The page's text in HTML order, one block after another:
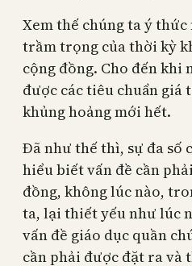
Xem thế chúng ta ý
trầm trọng của thời kỳ
cộng đồng. Cho đến khi
được các tiêu chuẩn giá
khủng hoảng mới hết.
Đã như thế thì, sự đa số
hiểu biết vấn đề cần
đồng, không lúc nào,
ta, lại thiết yếu như lúc
vấn đề giáo dục quần
cần phải được đặt ra